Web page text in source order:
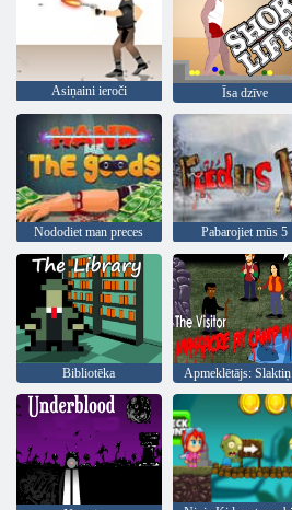
Asiņaini ieroči Īsa dzīve
Nododiet man preces Pabarojiet mūs 5
Bibliotēka